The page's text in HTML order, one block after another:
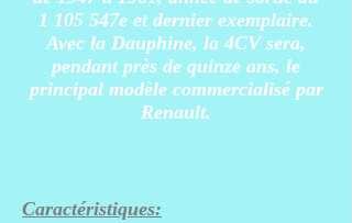
1 105 547e et dernier exemplaire.
Avec la Dauphine, la 4CV sera,
pendant près de quinze ans, le
principal modèle commercialisé par
Renault.
Caractéristiques: